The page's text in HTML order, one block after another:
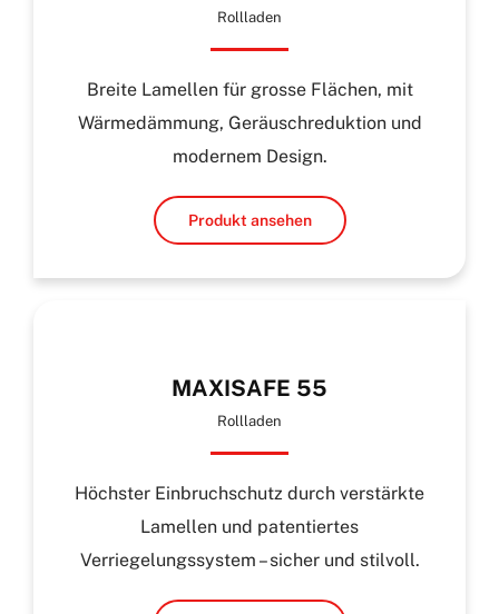
Rollladen
Breite Lamellen für grosse Flächen, mit
Wärmedämmung, Geräuschreduktion und
modernem Design.
Produkt ansehen
MAXISAFE 55
Rollladen
Höchster Einbruchschutz durch verstärkte
Lamellen und patentiertes
Verriegelungssystem – sicher und stilvoll.